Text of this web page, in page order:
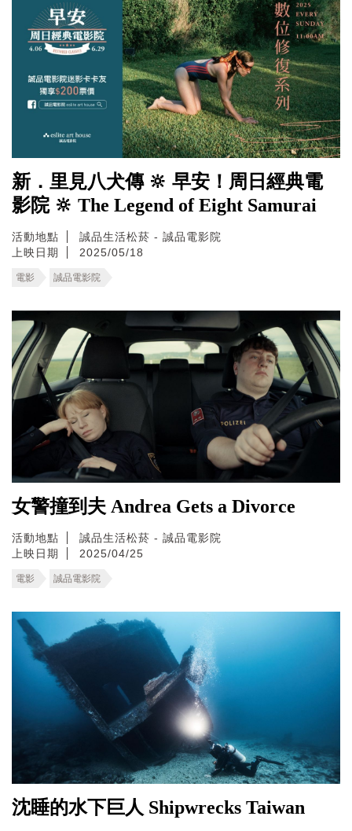
新．里見八犬傳 🔆 早安！周日經典電
影院 🔆 The Legend of Eight Samurai
活動地點
誠品生活松菸 - 誠品電影院
上映日期
2025/05/18
電影 誠品電影院
女警撞到夫 Andrea Gets a Divorce
活動地點
誠品生活松菸 - 誠品電影院
上映日期
2025/04/25
電影 誠品電影院
沈睡的水下巨人 Shipwrecks Taiwan